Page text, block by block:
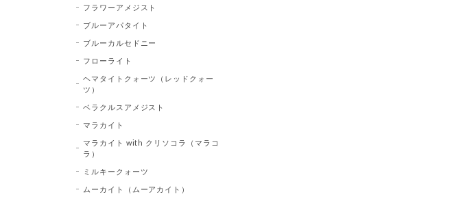
フラワーアメジスト
ブルーアパタイト
ブルーカルセドニー
フローライト
ヘマタイトクォーツ（レッドクォー
ツ）
ベラクルスアメジスト
マラカイト
マラカイト with クリソコラ（マラコ
ラ）
ミルキークォーツ
ムーカイト（ムーアカイト）